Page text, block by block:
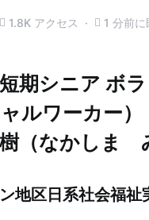
1.8K アクセス 1 分前に
期シニア ボ
ルワーカー）
（なかしま
地区日系社会福祉